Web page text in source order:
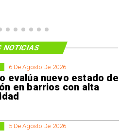
6 De Agosto De 2026
evalúa nuevo estado de
en barrios con alta
5 De Agosto De 2026
NOTICIAS